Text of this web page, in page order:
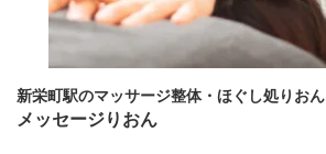
新栄町駅のマッサージ整体・ほぐし処りおん
メッセージりおん